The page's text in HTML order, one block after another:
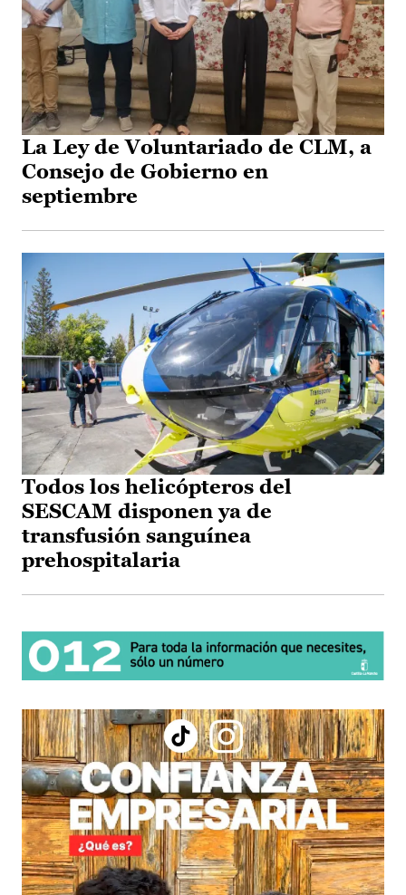
La Ley de Voluntariado de CLM, a
Consejo de Gobierno en
septiembre
Todos los helicópteros del
SESCAM disponen ya de
transfusión sanguínea
prehospitalaria